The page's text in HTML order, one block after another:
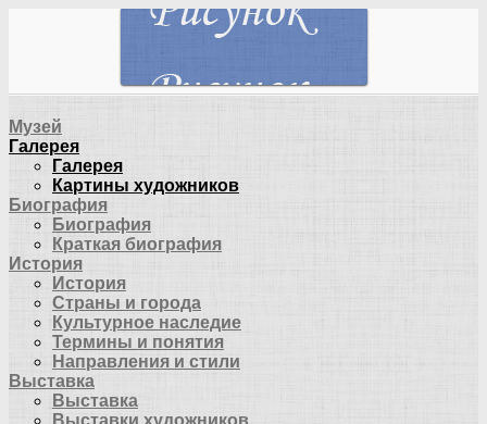
Музей
Галерея
Галерея
Картины художников
Биография
Биография
Краткая биография
История
История
Страны и города
Культурное наследие
Термины и понятия
Направления и стили
Выставка
Выставка
Выставки художников